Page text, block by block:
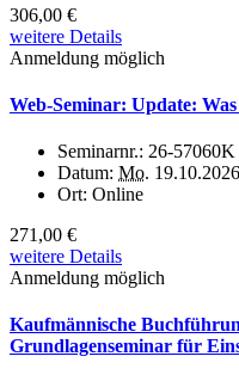
306,00 €
weitere Details
Anmeldung möglich
Web-Seminar: Update:
Seminarnr.: 26-57060K
Datum: Mo. 19.10.2026
Ort: Online
271,00 €
weitere Details
Anmeldung möglich
Kaufmännische
Grundlagenseminar für